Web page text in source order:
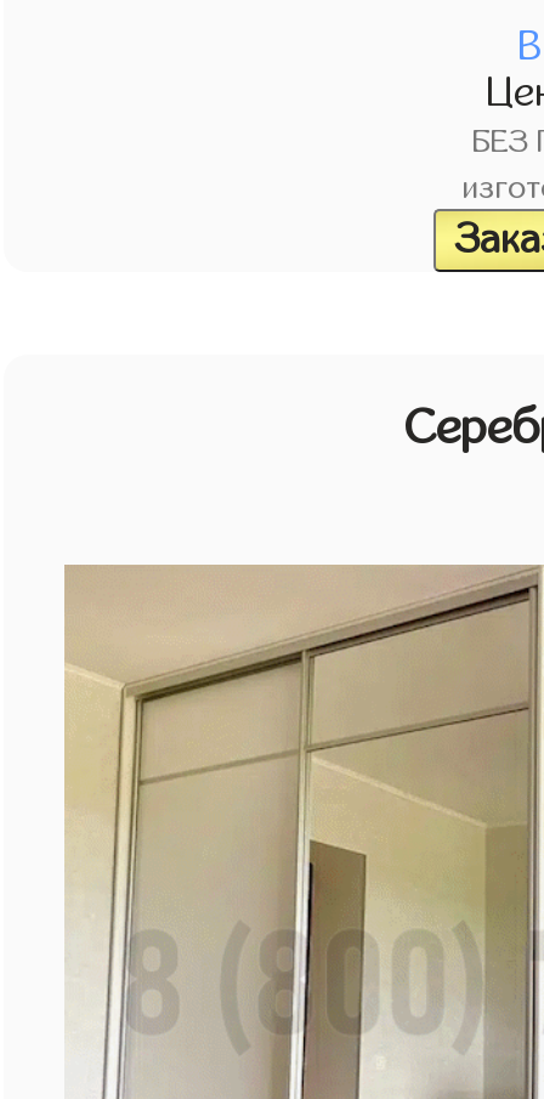
БЕЗ